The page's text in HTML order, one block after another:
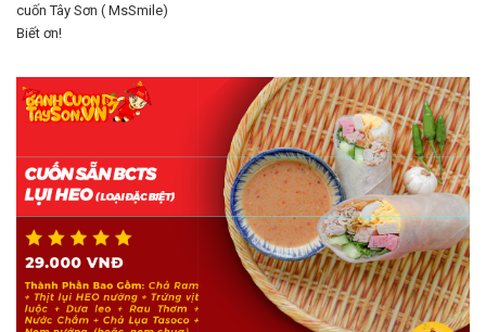
cuốn Tây Sơn ( MsSmile)
Biết ơn!